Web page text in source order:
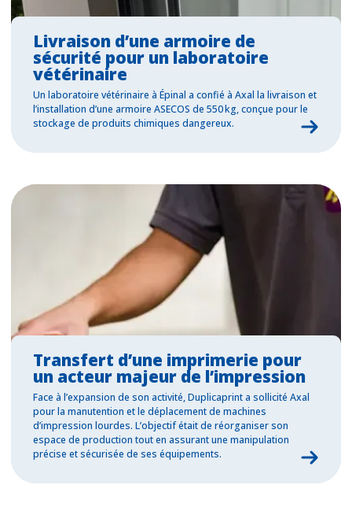
Livraison d’une armoire de
sécurité pour un laboratoire
vétérinaire
Un laboratoire vétérinaire à Épinal a confié à Axal la livraison et
l’installation d’une armoire ASECOS de 550 kg, conçue pour le
stockage de produits chimiques dangereux.
Transfert d’une imprimerie pour
un acteur majeur de l’impression
Face à l’expansion de son activité, Duplicaprint a sollicité Axal
pour la manutention et le déplacement de machines
d’impression lourdes. L’objectif était de réorganiser son
espace de production tout en assurant une manipulation
précise et sécurisée de ses équipements.